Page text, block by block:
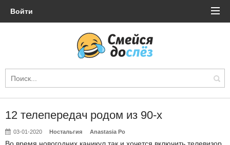
Войти
12 телепередач родом из 90-х
03-01-2020 Ностальгия Anastasia Po